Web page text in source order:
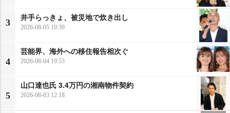
3
井手らっきょ、被災地で炊き出し
2026-08-05 10:39
4
芸能界、海外への移住報告相次ぐ
2026-08-04 19:53
5
山口達也氏 3.4万円の湘南物件契約
2026-08-03 12:18